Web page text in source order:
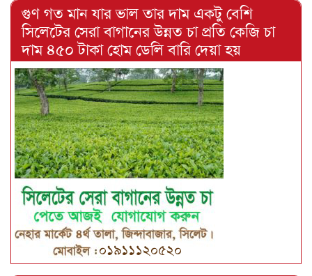
গুণ গত মান যার ভাল তার দাম একটু বেশি
সিলেটের সেরা বাগানের উন্নত চা প্রতি কেজি চা
দাম ৪৫০ টাকা হোম ডেলি বারি দেয়া হয়